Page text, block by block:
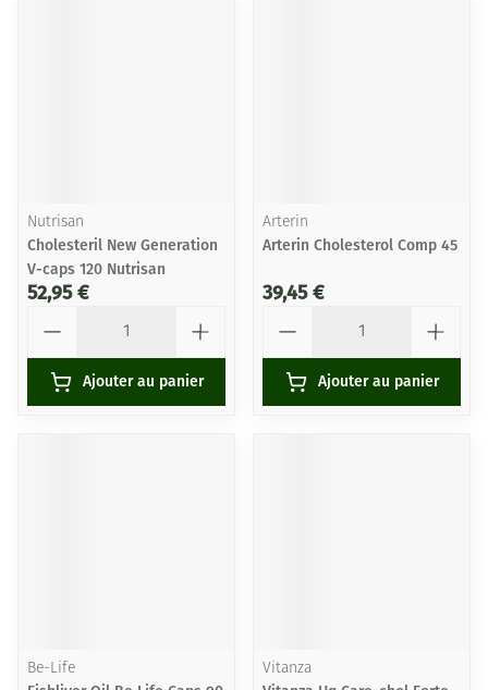
Nutrisan
Cholesteril New Generation
V-caps 120 Nutrisan
52,95 €
Ajouter au panier
Arterin
Arterin Cholesterol Comp 45
39,45 €
Ajouter au panier
Be-Life Vitanza